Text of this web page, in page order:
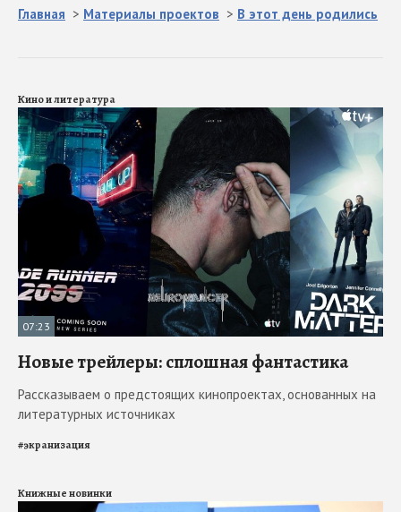
Главная > Материалы проектов > В этот день родились
Кино и литература
07:23
Новые трейлеры: сплошная фантастика
Рассказываем о предстоящих кинопроектах, основанных на
литературных источниках
#экранизация
Книжные новинки